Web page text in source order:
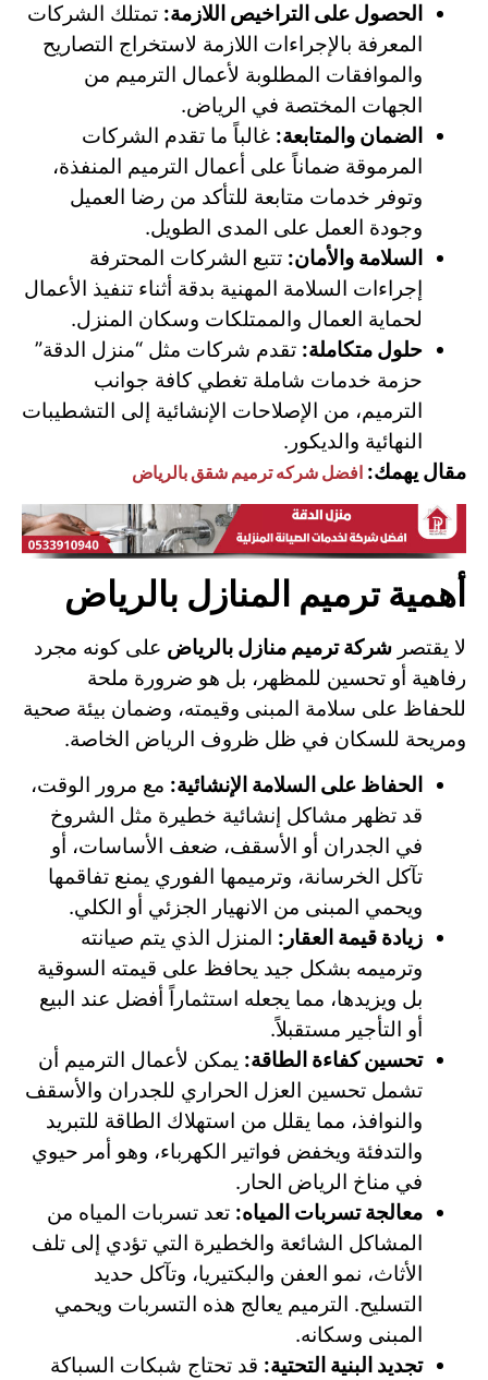
الحصول على التراخيص اللازمة: تمتلك الشركات
المعرفة بالإجراءات اللازمة لاستخراج التصاريح
والموافقات المطلوبة لأعمال الترميم من
الجهات المختصة في الرياض.
الضمان والمتابعة: غالباً ما تقدم الشركات
المرموقة ضماناً على أعمال الترميم المنفذة،
وتوفر خدمات متابعة للتأكد من رضا العميل
وجودة العمل على المدى الطويل.
السلامة والأمان: تتبع الشركات المحترفة
إجراءات السلامة المهنية بدقة أثناء تنفيذ الأعمال
لحماية العمال والممتلكات وسكان المنزل.
حلول متكاملة: تقدم شركات مثل “منزل الدقة”
حزمة خدمات شاملة تغطي كافة جوانب
الترميم، من الإصلاحات الإنشائية إلى التشطيبات
النهائية والديكور.
مقال يهمك: افضل شركه ترميم شقق بالرياض
أهمية ترميم المنازل بالرياض
لا يقتصر شركة ترميم منازل بالرياض على كونه مجرد
رفاهية أو تحسين للمظهر، بل هو ضرورة ملحة
للحفاظ على سلامة المبنى وقيمته، وضمان بيئة صحية
ومريحة للسكان في ظل ظروف الرياض الخاصة.
الحفاظ على السلامة الإنشائية: مع مرور الوقت،
قد تظهر مشاكل إنشائية خطيرة مثل الشروخ
في الجدران أو الأسقف، ضعف الأساسات، أو
تآكل الخرسانة، وترميمها الفوري يمنع تفاقمها
ويحمي المبنى من الانهيار الجزئي أو الكلي.
زيادة قيمة العقار: المنزل الذي يتم صيانته
وترميمه بشكل جيد يحافظ على قيمته السوقية
بل ويزيدها، مما يجعله استثماراً أفضل عند البيع
أو التأجير مستقبلاً.
تحسين كفاءة الطاقة: يمكن لأعمال الترميم أن
تشمل تحسين العزل الحراري للجدران والأسقف
والنوافذ، مما يقلل من استهلاك الطاقة للتبريد
والتدفئة ويخفض فواتير الكهرباء، وهو أمر حيوي
في مناخ الرياض الحار.
معالجة تسربات المياه: تعد تسربات المياه من
المشاكل الشائعة والخطيرة التي تؤدي إلى تلف
الأثاث، نمو العفن والبكتيريا، وتآكل حديد
التسليح. الترميم يعالج هذه التسربات ويحمي
المبنى وسكانه.
تجديد البنية التحتية: قد تحتاج شبكات السباكة